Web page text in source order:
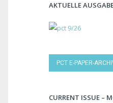
AKTUELLE
PCT E-PAPER-
CURRENT ISSUE –